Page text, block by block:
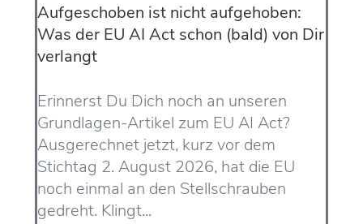
Aufgeschoben ist nicht aufgehoben:
Was der EU AI Act schon (bald) von Dir
verlangt
Erinnerst Du Dich noch an unseren
Grundlagen-Artikel zum EU AI Act?
Ausgerechnet jetzt, kurz vor dem
Stichtag 2. August 2026, hat die EU
noch einmal an den Stellschrauben
gedreht. Klingt...